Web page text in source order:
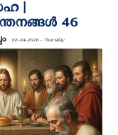
|
46
02-04-2026 - Thursday